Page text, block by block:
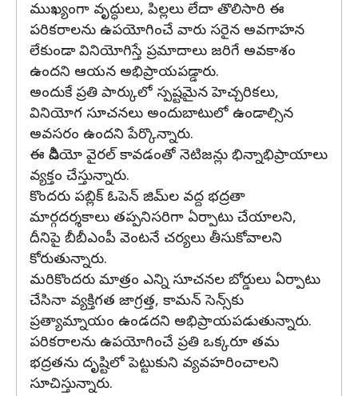
ముఖ్యంగా వృద్ధులు, పిల్లలు లేదా తొలిసారి ఈ
పరికరాలను ఉపయోగించే వారు సరైన అవగాహన
లేకుండా వినియోగిస్తే ప్రమాదాలు జరిగే అవకాశం
ఉందని ఆయన అభిప్రాయపడ్డారు.
అందుకే ప్రతి పార్కులో స్పష్టమైన హెచ్చరికలు,
వినియోగ సూచనలు అందుబాటులో ఉండాల్సిన
అవసరం ఉందని పేర్కొన్నారు.
ఈ వీడియో వైరల్ కావడంతో నెటిజన్లు భిన్నాభిప్రాయాలు
వ్యక్తం చేస్తున్నారు.
కొందరు పబ్లిక్ ఓపెన్ జిమ్‌ల వద్ద భద్రతా
మార్గదర్శకాలు తప్పనిసరిగా ఏర్పాటు చేయాలని,
దీనిపై బీబీఎంపీ వెంటనే చర్యలు తీసుకోవాలని
కోరుతున్నారు.
మరికొందరు మాత్రం ఎన్ని సూచనల బోర్డులు ఏర్పాటు
చేసినా వ్యక్తిగత జాగ్రత్త, కామన్ సెన్స్‌కు
ప్రత్యామ్నాయం ఉండదని అభిప్రాయపడుతున్నారు.
పరికరాలను ఉపయోగించే ప్రతి ఒక్కరూ తమ
భద్రతను దృష్టిలో పెట్టుకుని వ్యవహరించాలని
సూచిస్తున్నారు.